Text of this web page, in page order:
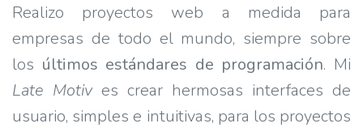
Realizo proyectos web a medida para
empresas de todo el mundo, siempre sobre
los últimos estándares de programación. Mi
Late Motives crear hermosas interfaces de
usuario, simples e intuitivas, para los proyectos